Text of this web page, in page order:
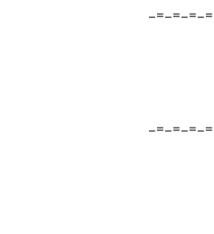
-=-=-=-
-=-=-=-